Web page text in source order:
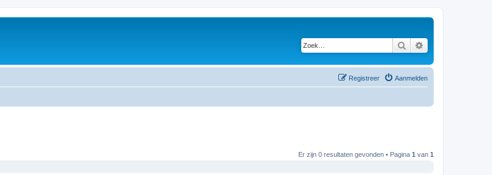
Zoek
Aanmelden
Registreer
Er zijn 0 resultaten gevonden • Pagina 1 van 1